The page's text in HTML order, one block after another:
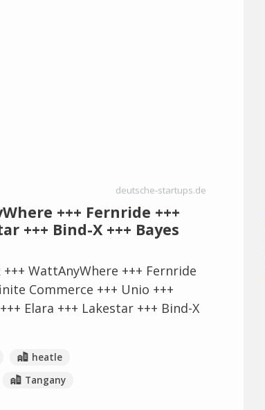
deutsche-startups.de
+++ Fernride +++
+++ Bind-X +++ Bayes
WattAnyWhere +++ Fernride
Commerce +++ Unio +++
Elara +++ Lakestar +++ Bind-X
heatle
Tangany